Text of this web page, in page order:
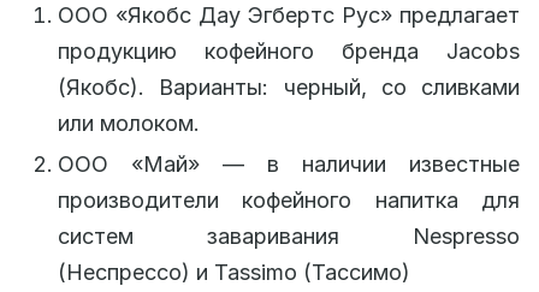
ООО «Якобс Дау Эгбертс Рус» предлагает
продукцию кофейного бренда Jacobs
(Якобс). Варианты: черный, со сливками
или молоком.
ООО «Май» — в наличии известные
производители кофейного напитка для
систем заваривания Nespresso
(Неспрессо) и Tassimo (Тассимо)